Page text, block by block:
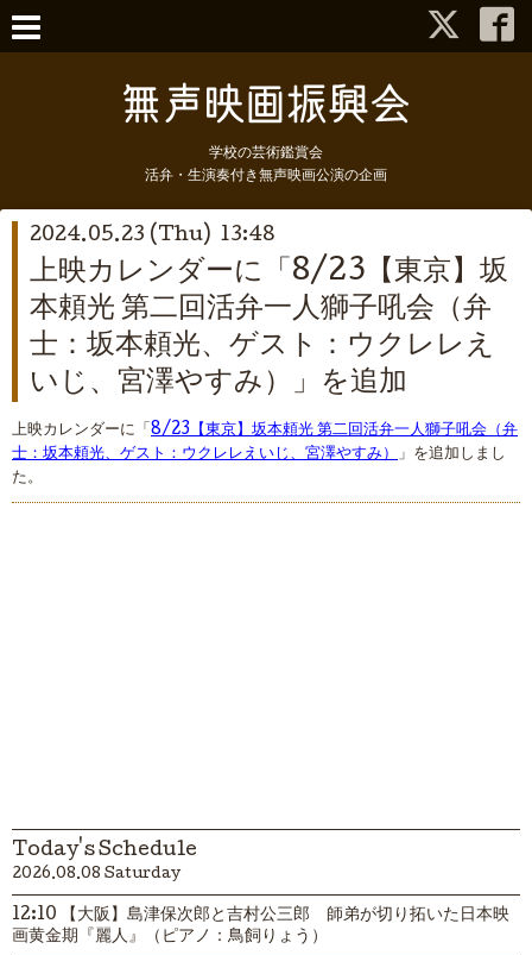
学校の芸術鑑賞会
活弁・生演奏付き無声映画公演の企画
2024.05.23 (Thu) 13:48
上映カレンダーに「8/23【東京】坂
本頼光 第二回活弁一人獅子吼会（弁
士：坂本頼光、ゲスト：ウクレレえ
いじ、宮澤やすみ）」を追加
上映カレンダーに「 8/23【東京】坂本頼光 第二回活弁一人獅子吼会（弁
士：坂本頼光、ゲスト：ウクレレえいじ、宮澤やすみ） 」を追加しまし
た。
Today's Schedule
2026.08.08 Saturday
12:10 【大阪】島津保次郎と吉村公三郎 師弟が切り拓いた日本映
画黄金期『麗人』（ピアノ：鳥飼りょう）